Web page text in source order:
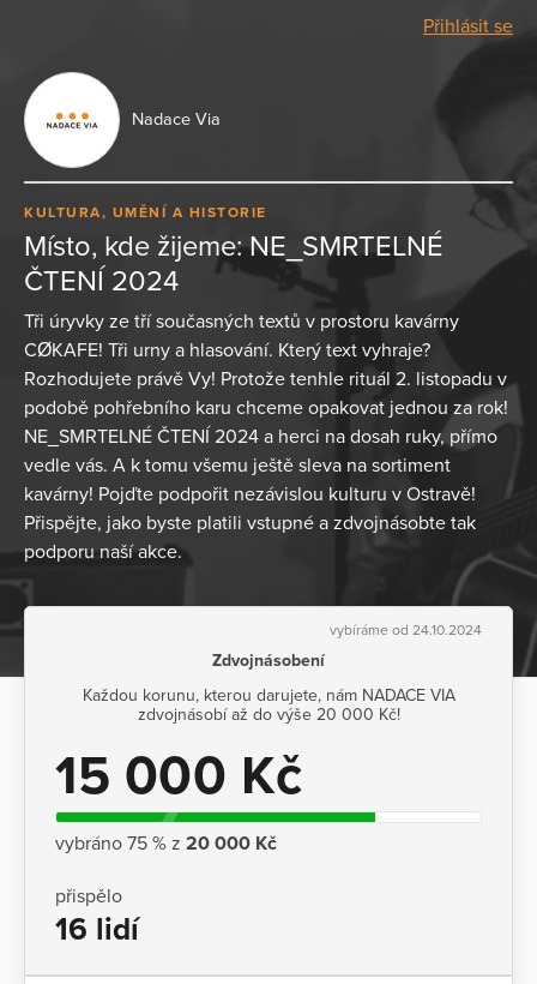
Přihlásit se
Nadace Via
KULTURA, UMĚNÍ A HISTORIE
Místo, kde žijeme: NE_SMRTELNÉ
ČTENÍ 2024
Tři úryvky ze tří současných textů v prostoru kavárny
CØKAFE! Tři urny a hlasování. Který text vyhraje?
Rozhodujete právě Vy! Protože tenhle rituál 2. listopadu v
podobě pohřebního karu chceme opakovat jednou za rok!
NE_SMRTELNÉ ČTENÍ 2024 a herci na dosah ruky, přímo
vedle vás. A k tomu všemu ještě sleva na sortiment
kavárny! Pojďte podpořit nezávislou kulturu v Ostravě!
Přispějte, jako byste platili vstupné a zdvojnásobte tak
podporu naší akce.
vybíráme od 24.10.2024
Zdvojnásobení
Každou korunu, kterou darujete, nám NADACE VIA
zdvojnásobí až do výše 20 000 Kč!
15 000 Kč
vybráno 75 % z 20 000 Kč
přispělo
16 lidí